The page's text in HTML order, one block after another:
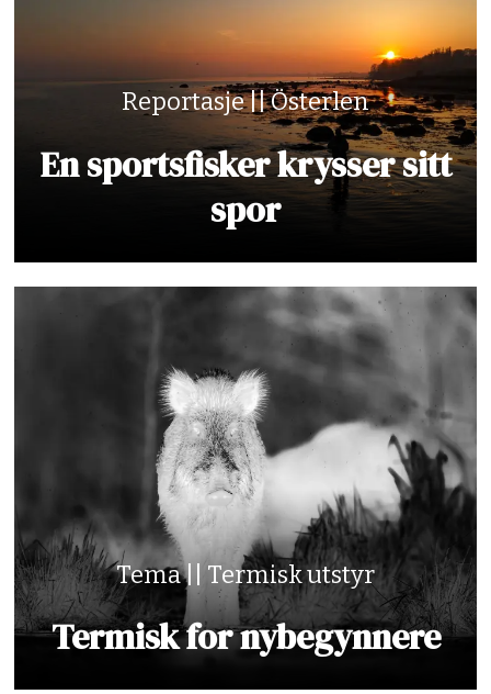
Reportasje || Österlen
En sportsfisker krysser sitt
spor
Tema || Termisk utstyr
Termisk for nybegynnere